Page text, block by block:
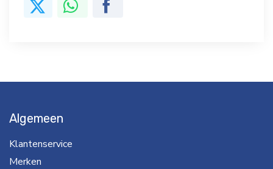
Algemeen
Klantenservice
Merken